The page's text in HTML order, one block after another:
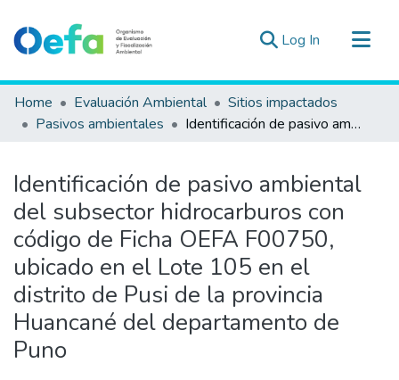
Log In (current)
Communities & Collections
All of DSpace
Estad. Externas
Guias ▾
Home Evaluación Ambiental
Sitios impactados
Pasivos ambientales
Identificación de pasivo ambiental del subsector hidrocarburos con código de Ficha OEFA F00750, ubicado en el Lote 105 en el distrito de Pusi de la provincia Huancané del departamento de Puno
Identificación de pasivo ambiental
del subsector hidrocarburos con
código de Ficha OEFA F00750,
ubicado en el Lote 105 en el
distrito de Pusi de la provincia
Huancané del departamento de
Puno